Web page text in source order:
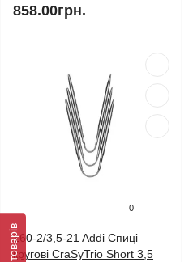
858.00грн.
0
160-2/3,5-21 Addi Спиці
кругові CraSyTrio Short 3,5